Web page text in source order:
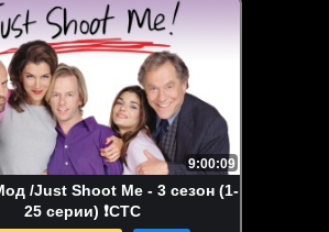
9:00:09
/Just Shoot Me - 3 сезон (1-
25 серии) ❗СТС